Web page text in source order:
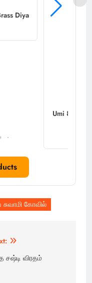
Diya
Umi 8
சுவாமி கோவில்
சஷ்டி விரதம்